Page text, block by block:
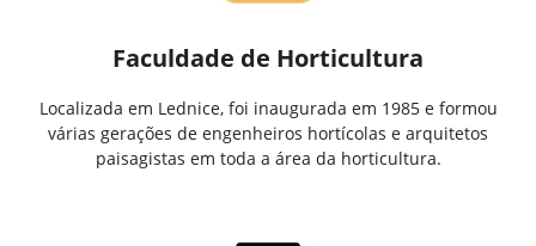
Faculdade de Horticultura
Localizada em Lednice, foi inaugurada em 1985 e formou
várias gerações de engenheiros hortícolas e arquitetos
paisagistas em toda a área da horticultura.